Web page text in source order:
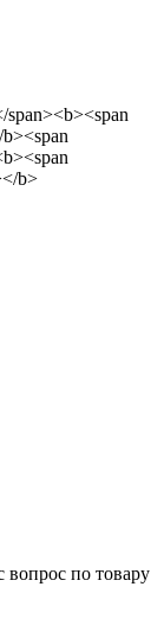
b>
по товару